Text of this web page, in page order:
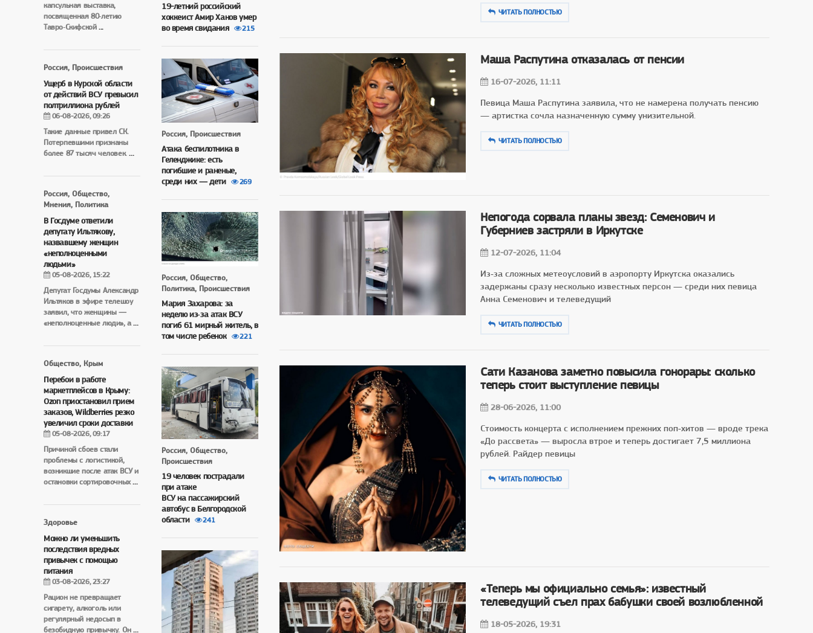
капсульная выставка,
посвященная 80‑летию
Тавро‑Скифской ...
Россия, Происшествия
Ущерб в Курской области
от действий ВСУ превысил
полтриллиона рублей
06-08-2026, 09:26
Такие данные привел СК.
Потерпевшими признаны
более 87 тысяч человек....
Россия, Общество,
Мнения, Политика
В Госдуме ответили
депутату Ильтякову,
назвавшему женщин
«неполноценными
людьми»
05-08-2026, 15:22
Депутат Госдумы Александр
Ильтяков в эфире телешоу
заявил, что женщины —
«неполноценные люди», а...
Общество, Крым
Перебои в работе
маркетплейсов в Крыму:
Ozon приостановил прием
заказов, Wildberries резко
увеличил сроки доставки
05-08-2026, 09:17
Причиной сбоев стали
проблемы с логистикой,
возникшие после атак ВСУ и
остановки сортировочных...
Здоровье
Можно ли уменьшить
последствия вредных
привычек с помощью
питания
03-08-2026, 23:27
Рацион не превращает
сигарету, алкоголь или
регулярный недосып в
безобидную привычку. Он...
19-летний российский
хоккеист Амир Ханов умер
во время свидания
215
Россия, Происшествия
Атака беспилотника в
Геленджике: есть
погибшие и раненые,
среди них — дети
269
Россия, Общество,
Политика, Происшествия
Мария Захарова: за
неделю из‑за атак ВСУ
погиб 61 мирный житель, в
том числе ребенок
221
Россия, Общество,
Происшествия
19 человек пострадали
при атаке
ВСУ на пассажирский
автобус в Белгородской
области
241
ЧИТАТЬ ПОЛНОСТЬЮ
Маша Распутина отказалась от пенсии
16-07-2026, 11:11
Певица Маша Распутина заявила, что не намерена получать пенсию
— артистка сочла назначенную сумму унизительной.
ЧИТАТЬ ПОЛНОСТЬЮ
Непогода сорвала планы звезд: Семенович и
Губерниев застряли в Иркутске
12-07-2026, 11:04
Из‑за сложных метеоусловий в аэропорту Иркутска оказались
задержаны сразу несколько известных персон — среди них певица
Анна Семенович и телеведущий
ЧИТАТЬ ПОЛНОСТЬЮ
Сати Казанова заметно повысила гонорары: сколько
теперь стоит выступление певицы
28-06-2026, 11:00
Стоимость концерта с исполнением прежних поп‑хитов — вроде трека
«До рассвета» — выросла втрое и теперь достигает 7,5 миллиона
рублей. Райдер певицы
ЧИТАТЬ ПОЛНОСТЬЮ
«Теперь мы официально семья»: известный
телеведущий съел прах бабушки своей возлюбленной
18-05-2026, 19:31